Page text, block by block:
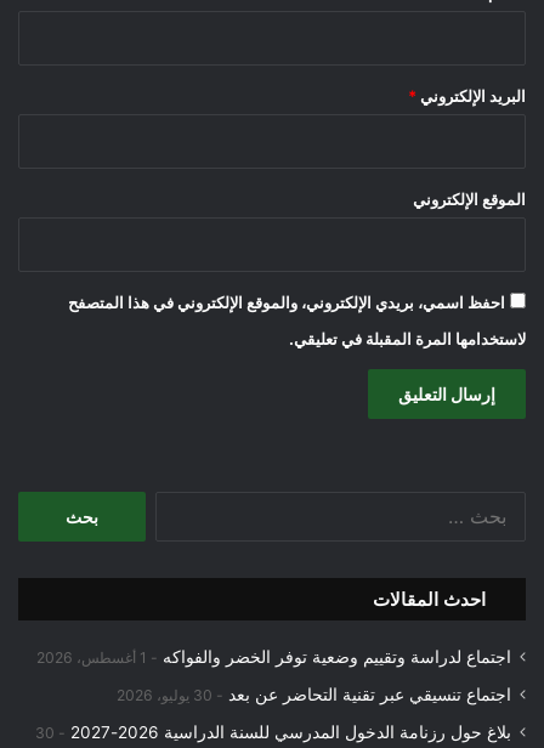
البريد الإلكتروني *
الموقع الإلكتروني
احفظ اسمي، بريدي الإلكتروني، والموقع الإلكتروني في هذا المتصفح
لاستخدامها المرة المقبلة في تعليقي.
احدث المقالات
اجتماع لدراسة وتقييم وضعية توفر الخضر والفواكه 1 أغسطس، 2026
اجتماع تنسيقي عبر تقنية التحاضر عن بعد 30 يوليو، 2026
بلاغ حول رزنامة الدخول المدرسي للسنة الدراسية 2026-2027
30